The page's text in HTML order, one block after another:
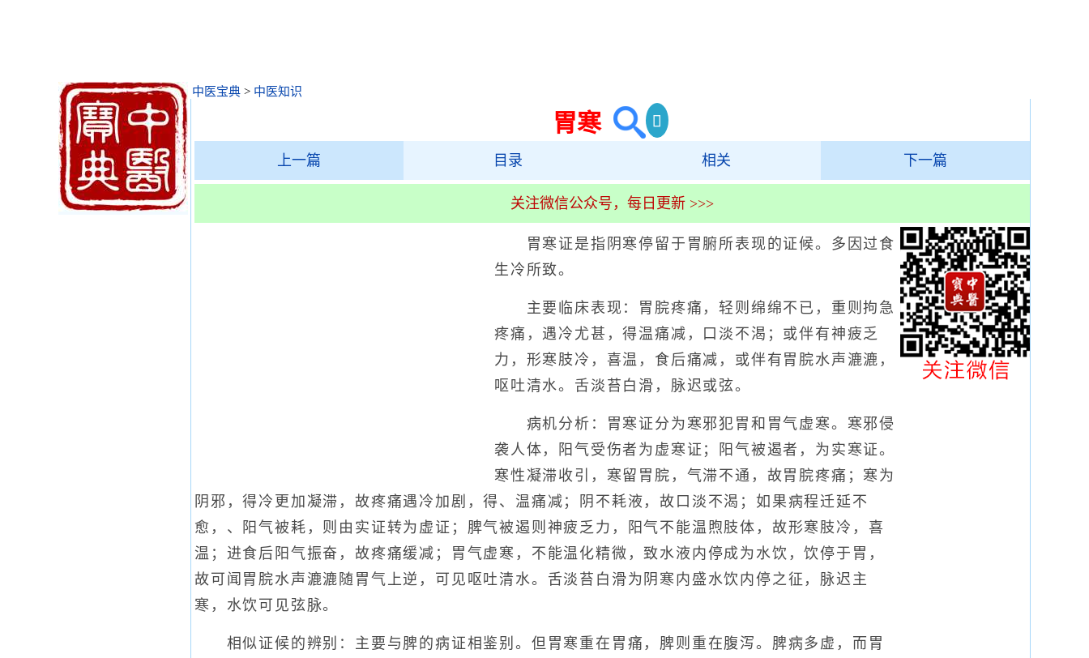
中医宝典 > 中医知识
胃寒
上一篇 目录 相关 下一篇
关注微信公众号，每日更新 >>>
胃寒证是指阴寒停留于胃腑所表现的证候。多因过食
生冷所致。
主要临床表现：胃脘疼痛，轻则绵绵不已，重则拘急
疼痛，遇冷尤甚，得温痛减，口淡不渴；或伴有神疲乏
力，形寒肢冷，喜温，食后痛减，或伴有胃脘水声漉漉，
呕吐清水。舌淡苔白滑，脉迟或弦。
病机分析：胃寒证分为寒邪犯胃和胃气虚寒。寒邪侵
袭人体，阳气受伤者为虚寒证；阳气被遏者，为实寒证。
寒性凝滞收引，寒留胃脘，气滞不通，故胃脘疼痛；寒为
阴邪，得冷更加凝滞，故疼痛遇冷加剧，得、温痛减；阴不耗液，故口淡不渴；如果病程迁延不
愈，、阳气被耗，则由实证转为虚证；脾气被遏则神疲乏力，阳气不能温煦肢体，故形寒肢冷，喜
温；进食后阳气振奋，故疼痛缓减；胃气虚寒，不能温化精微，致水液内停成为水饮，饮停于胃，
故可闻胃脘水声漉漉随胃气上逆，可见呕吐清水。舌淡苔白滑为阴寒内盛水饮内停之征，脉迟主
寒，水饮可见弦脉。
相似证候的辨别：主要与脾的病证相鉴别。但胃寒重在胃痛，脾则重在腹泻。脾病多虚，而胃